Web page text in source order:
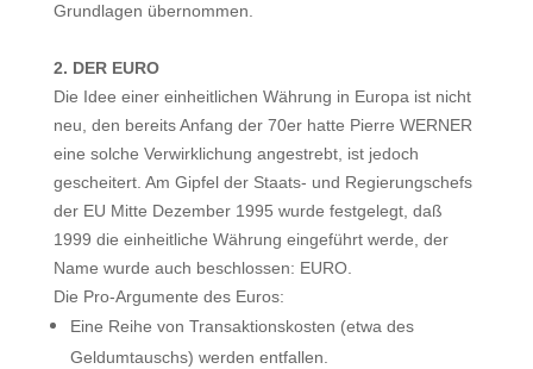
Grundlagen übernommen.
2. DER EURO
Die Idee einer einheitlichen Währung in Europa ist nicht
neu, den bereits Anfang der 70er hatte Pierre WERNER
eine solche Verwirklichung angestrebt, ist jedoch
gescheitert. Am Gipfel der Staats- und Regierungschefs
der EU Mitte Dezember 1995 wurde festgelegt, daß
1999 die einheitliche Währung eingeführt werde, der
Name wurde auch beschlossen: EURO.
Die Pro-Argumente des Euros:
Eine Reihe von Transaktionskosten (etwa des
Geldumtauschs) werden entfallen.